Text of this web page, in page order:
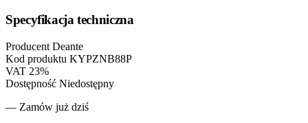
Specyfikacja techniczna
Producent Deante
Kod produktu KYPZNB88P
VAT 23%
Dostępność Niedostępny
— Zamów już dziś